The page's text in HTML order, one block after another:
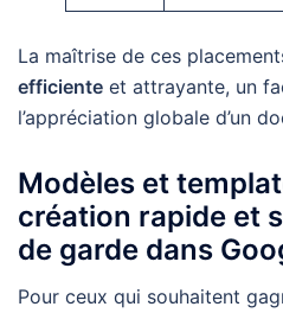
La maîtrise de ces
efficiente et attrayante, un
l’appréciation globale d’un
Modèles et
création rapide et
de garde dans
Pour ceux qui souhaitent